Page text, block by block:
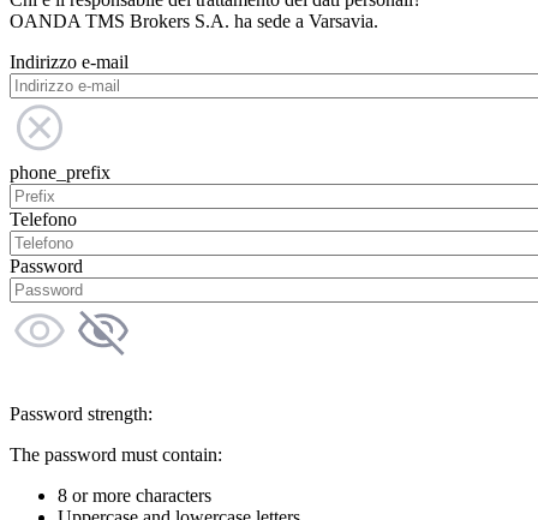
OANDA TMS Brokers S.A. ha sede a Varsavia.
Indirizzo e-mail
phone_prefix
Telefono
Password
Password strength:
The password must contain:
8 or more characters